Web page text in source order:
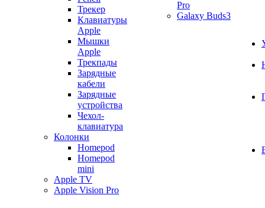
Трекер
Клавиатуры
Apple
Мышки
Apple
Трекпады
Зарядные
кабели
Зарядные
устройства
Чехол-
клавиатура
Колонки
Homepod
Homepod
mini
Apple TV
Apple Vision Pro
Pro
Galaxy Buds3